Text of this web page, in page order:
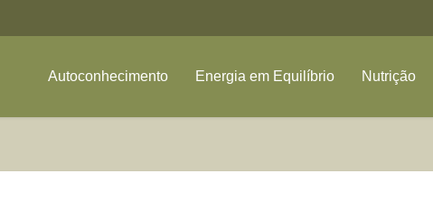
Autoconhecimento Energia em Equilíbrio Nutrição